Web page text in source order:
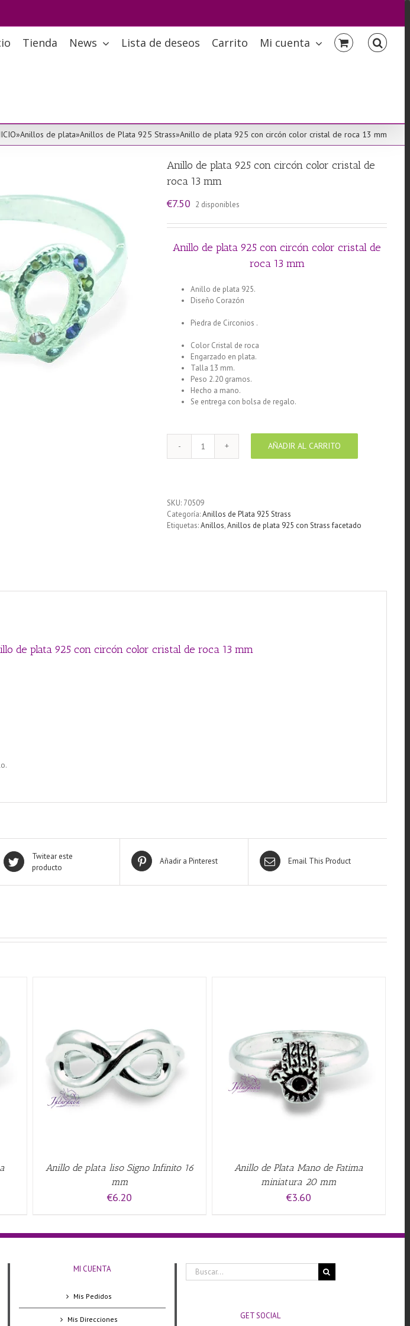
Tienda News Lista de deseos Carrito Mi cuenta
»Anillos de plata»Anillos de Plata 925 Strass»Anillo de plata 925 con circón color cristal de roca 13 mm
Anillo de plata 925 con circón color cristal de
roca 13 mm
€7.50 2 disponibles
Anillo de plata 925 con circón color cristal de
roca 13 mm
Anillo de plata 925.
Diseño Corazón
Piedra de Circonios .
Color Cristal de roca
Engarzado en plata.
Talla 13 mm.
Peso 2.20 gramos.
Hecho a mano.
Se entrega con bolsa de regalo.
Anillo
de
circón
color
cristal
AÑADIR AL CARRITO
SKU: 70509
Categoría:Anillos de Plata 925 Strass
Etiquetas:Anillos,Anillos de plata 925 con Strass facetado
de plata 925 con circón color cristal de roca 13 mm
Twitear este
producto
Añadir a Pinterest Email This Product
Anillo de plata liso Signo Infinito 16
mm
€6.20
QUICK VIEW
Anillo de Plata Mano de Fatima
miniatura 20 mm
€3.60
MI CUENTA
Mis Pedidos
Mis Direcciones
Buscar:
GET SOCIAL